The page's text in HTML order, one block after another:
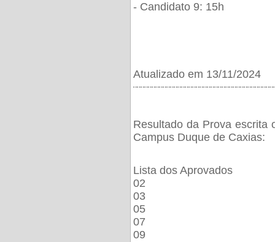
- Candidato 9: 15h
Atualizado em 13/11/2024
Resultado da Prova escrita
Campus Duque de Caxias:
Lista dos Aprovados
02
03
05
07
09